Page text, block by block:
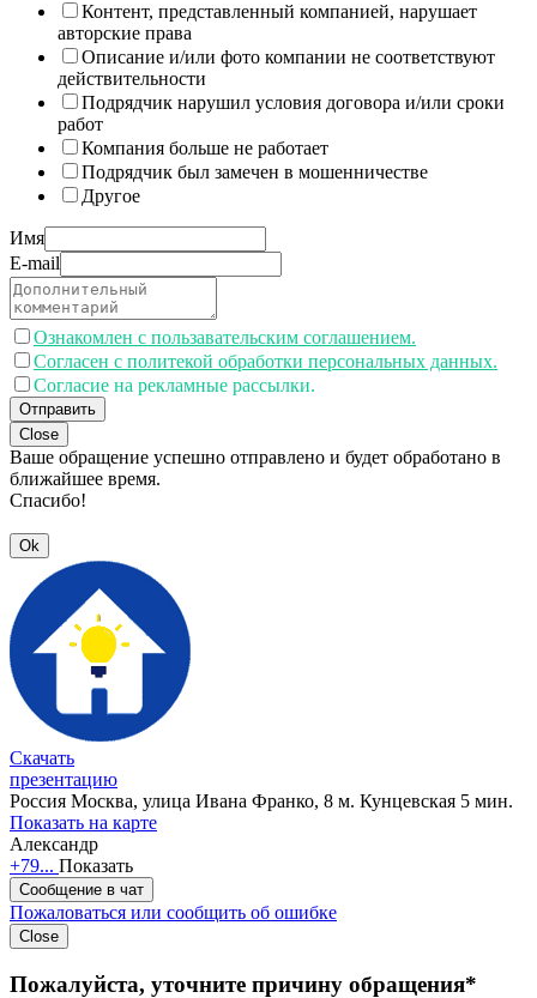
Контент, представленный компанией, нарушает
авторские права
Описание и/или фото компании не соответствуют
действительности
Подрядчик нарушил условия договора и/или сроки
работ
Компания больше не работает
Подрядчик был замечен в мошенничестве
Другое
Имя
E-mail
Ознакомлен с пользавательским соглашением.
Согласен с политекой обработки персональных данных.
Согласие на рекламные рассылки.
Отправить
Close
Ваше обращение успешно отправлено и будет обработано в
ближайшее время.
Спасибо!
Ok
Скачать
презентацию
Россия Москва, улица Ивана Франко, 8 м. Кунцевская 5 мин.
Показать на карте
Александр
+79... Показать
Сообщение в чат
Пожаловаться или сообщить об ошибке
Close
Пожалуйста, уточните причину обращения*